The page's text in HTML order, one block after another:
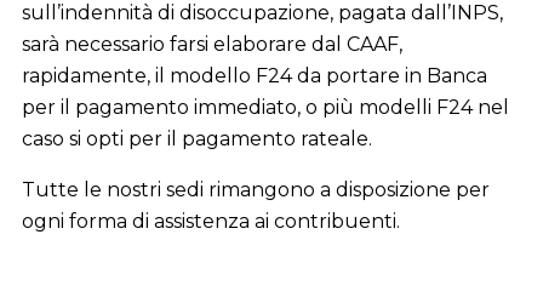
sull’indennità di disoccupazione, pagata dall’INPS,
sarà necessario farsi elaborare dal CAAF,
rapidamente, il modello F24 da portare in Banca
per il pagamento immediato, o più modelli F24 nel
caso si opti per il pagamento rateale.
Tutte le nostri sedi rimangono a disposizione per
ogni forma di assistenza ai contribuenti.